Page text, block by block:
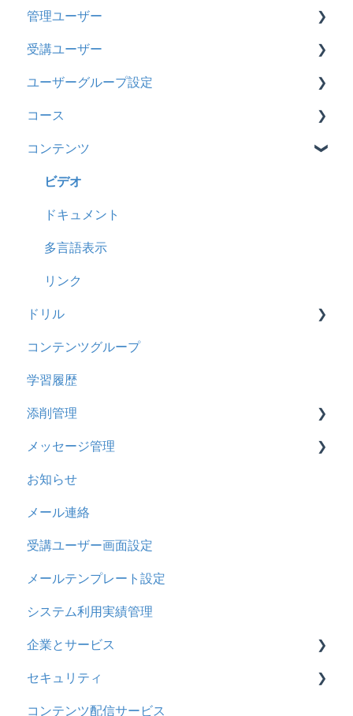
トライアル
カスタマイズ
インターネット・セキュリティ
料金
管理ユーザー・受講ユーザー
履歴
コンテンツ
CSV
ドキュメント
ビデオ
ドリル
メール
メッセージ
お知らせ
多言語変換
助成金
2026年8月アップデート
2026年2月アップデート
2025年10月アップデート
2025年9月アップデート
2025年3月アップデート
2024年12月アップデート
2024年8月アップデート
2024年5月アップデート
2023年12月アップデート
2023年11月アップデート
2023年8月アップデート
2023年4月アップデート
管理ユーザー
管理ユーザーの統合について
管理ユーザーについて
ロールと権限
受講ユーザー
基本操作
【新レイアウト】受講ユーザー登録について
【旧レイアウト】ユーザー編集について
ユーザーグループ設定
【新レイアウト】ユーザーグループ設定
【旧レイアウト】ユーザーグループ設定
コース
基本操作
新レイアウト
旧レイアウト
コース詳細設定の参考
ストレスチェック
CSVについて
コンテンツ
ビデオ
ドキュメント
多言語表示
リンク
ドリル
概要
問題について
ドリルについて
【問題・ドリル】の参考
ドリルスキンについて
問題属性
コンテンツグループ
学習履歴
添削管理
概要
基本操作
採点権限のみを持ったユーザ
採点・承認権限を持ったユーザ
メッセージ管理
基本操作
リンクメッセージスレッド
お知らせ
メール連絡
受講ユーザー画面設定
メールテンプレート設定
システム利用実績管理
企業とサービス
用語の定義
企業について
セキュリティ
シングルサインオン設定
コンテンツ配信サービス